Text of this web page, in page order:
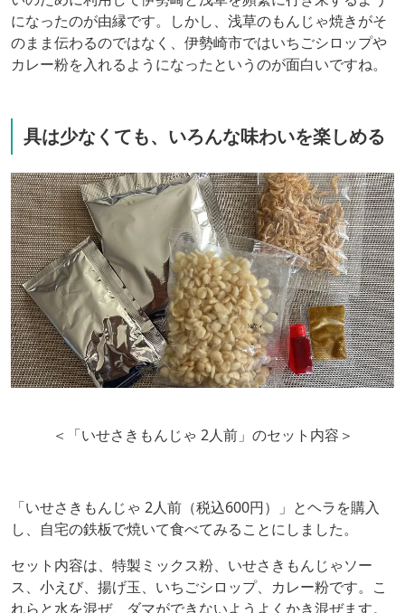
になったのが由縁です。しかし、浅草のもんじゃ焼きがそ
のまま伝わるのではなく、伊勢崎市ではいちごシロップや
カレー粉を入れるようになったというのが面白いですね。
具は少なくても、いろんな味わいを楽しめる
＜「いせさきもんじゃ 2人前」のセット内容＞
「いせさきもんじゃ 2人前（税込600円）」とヘラを購入
し、自宅の鉄板で焼いて食べてみることにしました。
セット内容は、特製ミックス粉、いせさきもんじゃソー
ス、小えび、揚げ玉、いちごシロップ、カレー粉です。こ
れらと水を混ぜ、ダマができないようよくかき混ぜます。